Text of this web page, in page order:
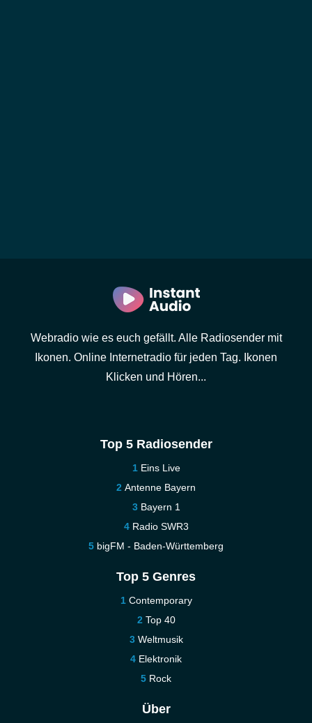
Webradio wie es euch gefällt. Alle Radiosender mit
Ikonen. Online Internetradio für jeden Tag. Ikonen
Klicken und Hören...
Top 5 Radiosender
Eins Live
Antenne Bayern
Bayern 1
Radio SWR3
bigFM - Baden-Württemberg
Top 5 Genres
Contemporary
Top 40
Weltmusik
Elektronik
Rock
Über